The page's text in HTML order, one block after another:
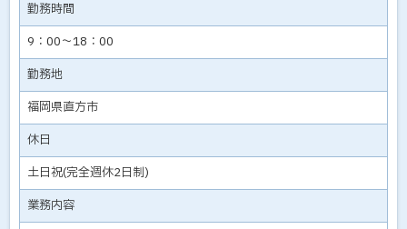
勤務時間
9：00～18：00
勤務地
福岡県直方市
休日
土日祝(完全週休2日制)
業務内容